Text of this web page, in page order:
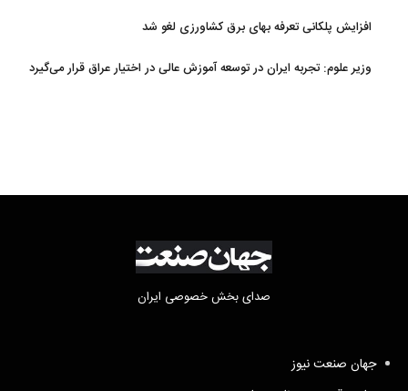
افزایش پلکانی تعرفه بهای برق کشاورزی لغو شد
وزیر علوم: تجربه ایران در توسعه آموزش عالی در اختیار عراق قرار می‌گیرد
صدای بخش خصوصی ایران
جهان صنعت نیوز